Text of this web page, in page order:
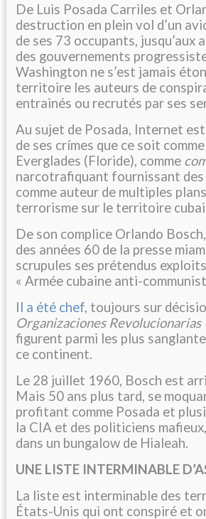
De Luis Posada Carriles et
destruction en plein vol d’un
de ses 73 occupants,
des gouvernements
Washington ne s’est jamais
territoire les auteurs de
entrainés ou recrutés par ses
Au sujet de Posada, Internet
de ses crímes que ce soit
Everglades (Floride), comme
narcotrafiquant fournissant des
comme auteur de multiples
terrorisme sur le territoire
De son complice Orlando
des années 60 de la presse
scrupules ses prétendus
« Armée cubaine anti-
Il a été chef, toujours sur
Organizaciones Revolucionarias
figurent parmi les plus
ce continent.
Le 28 juillet 1960, Bosch est
Mais 50 ans plus tard, se
profitant comme Posada et
la CIA et des politiciens
dans un bungalow de Hialeah.
UNE LISTE INTERMINABLE
La liste est interminable des
États-Unis qui ont conspiré et